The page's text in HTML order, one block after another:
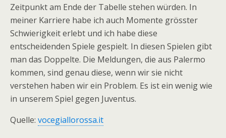
Zeitpunkt am Ende der Tabelle stehen würden. In
meiner Karriere habe ich auch Momente grösster
Schwierigkeit erlebt und ich habe diese
entscheidenden Spiele gespielt. In diesen Spielen gibt
man das Doppelte. Die Meldungen, die aus Palermo
kommen, sind genau diese, wenn wir sie nicht
verstehen haben wir ein Problem. Es ist ein wenig wie
in unserem Spiel gegen Juventus.
Quelle: vocegiallorossa.it